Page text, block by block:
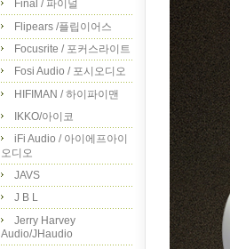
Final / 파이널
Flipears /플립이어스
Focusrite / 포커스라이트
Fosi Audio / 포시오디오
HIFIMAN / 하이파이맨
IKKO/아이코
iFi Audio / 아이에프아이
오디오
JAVS
J B L
Jerry Harvey
Audio/JHaudio